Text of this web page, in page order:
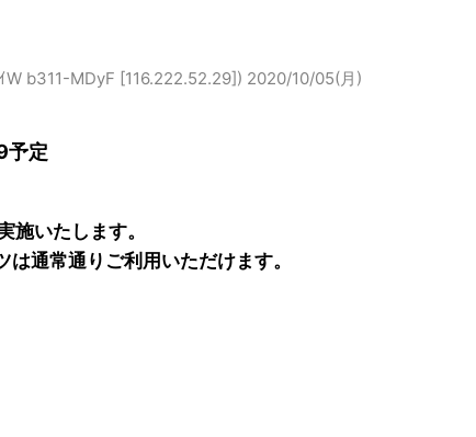
W b311-MDyF [116.222.52.29]) 2020/10/05(月)
予定
施いたします。
通常通りご利用いただけます。